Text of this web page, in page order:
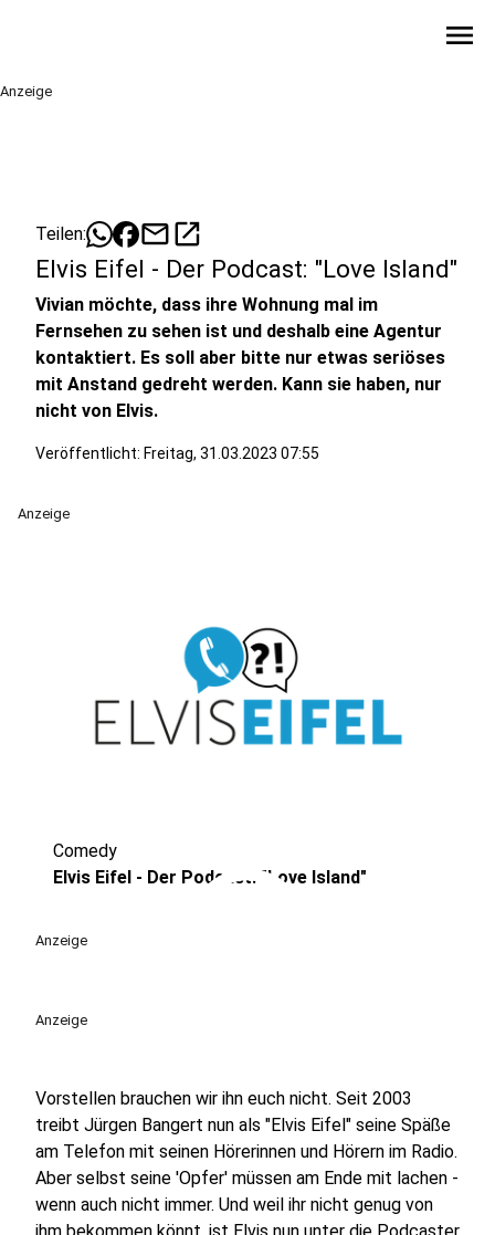
menu
Anzeige
Teilen: mailopen_in_new
Elvis Eifel - Der Podcast: "Love Island"
Vivian möchte, dass ihre Wohnung mal im
Fernsehen zu sehen ist und deshalb eine Agentur
kontaktiert. Es soll aber bitte nur etwas seriöses
mit Anstand gedreht werden. Kann sie haben, nur
nicht von Elvis.
Veröffentlicht: Freitag, 31.03.2023 07:55
Anzeige
play_circle
Comedy
Elvis Eifel - Der Podcast: "Love Island"
Anzeige
Anzeige
Vorstellen brauchen wir ihn euch nicht. Seit 2003
treibt Jürgen Bangert nun als "Elvis Eifel" seine Späße
am Telefon mit seinen Hörerinnen und Hörern im Radio.
Aber selbst seine 'Opfer' müssen am Ende mit lachen -
wenn auch nicht immer. Und weil ihr nicht genug von
ihm bekommen könnt, ist Elvis nun unter die Podcaster